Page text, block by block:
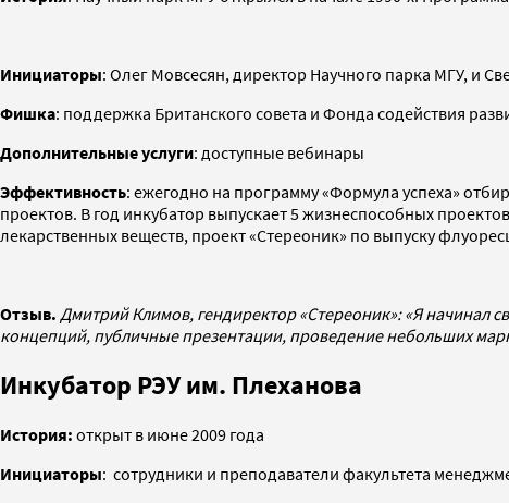
Инициаторы: Олег Мовсесян, директор Научного парка МГУ, и
Фишка: поддержка Британского совета и Фонда содействия
Дополнительные услуги: доступные вебинары
Эффективность: ежегодно на программу «Формула успеха»
проектов. В год инкубатор выпускает 5 жизнеспособных
лекарственных веществ, проект «Стереоник» по выпуску
Отзыв. Дмитрий Климов, гендиректор «Стереоник»: «Я начинал
концепций, публичные презентации, проведение небольших
Инкубатор РЭУ им. Плеханова
История: открыт в июне 2009 года
Инициаторы: сотрудники и преподаватели факультета